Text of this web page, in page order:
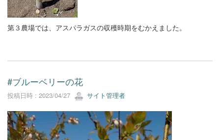
第３農場では、アスパラガスの収穫時期をむかえました。
#ブルーベリーの花
投稿日時 : 2023/04/27 サイト管理者